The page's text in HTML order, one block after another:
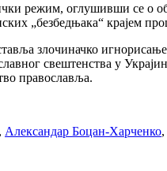
режим, оглушивши се о
„безбедњака“ крајем
злочиначко
свештенства у
православља.
, Александар Боцан-Харченко,